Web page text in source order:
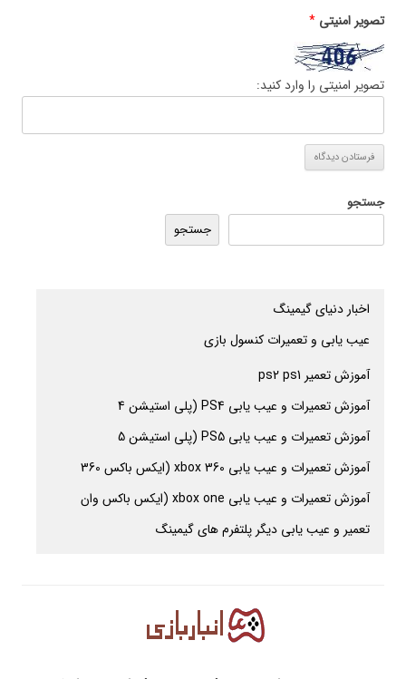
تصویر امنیتی *
تصویر امنیتی را وارد کنید:
جستجو
جستجو
اخبار دنیای گیمینگ
عیب یابی و تعمیرات کنسول بازی
آموزش تعمیر ps2 ps1
آموزش تعمیرات و عیب یابی PS4 (پلی استیشن 4
آموزش تعمیرات و عیب یابی PS5 (پلی استیشن 5
آموزش تعمیرات و عیب یابی xbox 360 (ایکس باکس 360
آموزش تعمیرات و عیب یابی xbox one (ایکس باکس وان
تعمیر و عیب یابی دیگر پلتفرم های گیمینگ